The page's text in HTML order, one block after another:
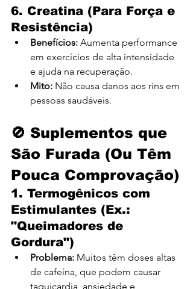
6. Creatina (Para Força e
Resistência)
Benefícios: Aumenta performance
em exercícios de alta intensidade
e ajuda na recuperação.
Mito: Não causa danos aos rins em
pessoas saudáveis.
🚫 Suplementos que
São Furada (Ou Têm
Pouca Comprovação)
1. Termogênicos com
Estimulantes (Ex.:
"Queimadores de
Gordura")
Problema: Muitos têm doses altas
de cafeína, que podem causar
taquicardia, ansiedade e